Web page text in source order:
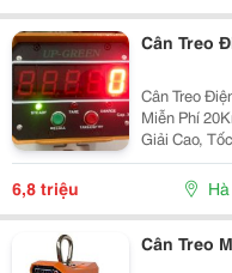
Cân Treo
Cân Treo
Miễn Phí 20Km Cân Treo Điện Tử Ocs-S Có
Giải Cao,
Chống Lại
Cân Treo
6,8 triệu
Cân Treo